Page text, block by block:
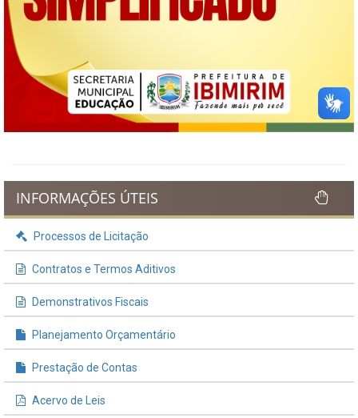
INFORMAÇÕES ÚTEIS
Processos de Licitação
Contratos e Termos Aditivos
Demonstrativos Fiscais
Planejamento Orçamentário
Prestação de Contas
Acervo de Leis